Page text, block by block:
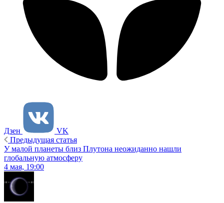
Дзен
VK
Предыдущая статья
У малой планеты близ Плутона неожиданно нашли
глобальную атмосферу
4 мая, 19:00